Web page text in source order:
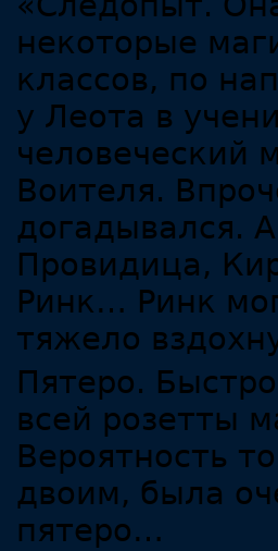
некоторые
классов, по
у Леота в
человеческий
Воителя.
догадывался.
Провидица,
Ринк… Ринк
тяжело
Пятеро.
всей розетты
Вероятность
двоим, была
пятеро…